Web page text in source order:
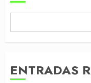
ENTRADAS